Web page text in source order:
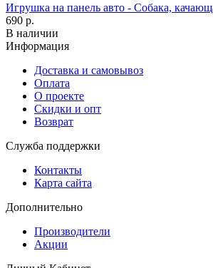
Игрушка на панель авто - Собака,
690 р.
В наличии
Информация
Доставка и самовывоз
Оплата
О проекте
Скидки и опт
Возврат
Служба поддержки
Контакты
Карта сайта
Дополнительно
Производители
Акции